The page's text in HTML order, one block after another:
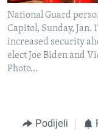
National Guard
Capitol, Sunday, Jan.
increased security
elect Joe Biden and
Photo…
Podijeli